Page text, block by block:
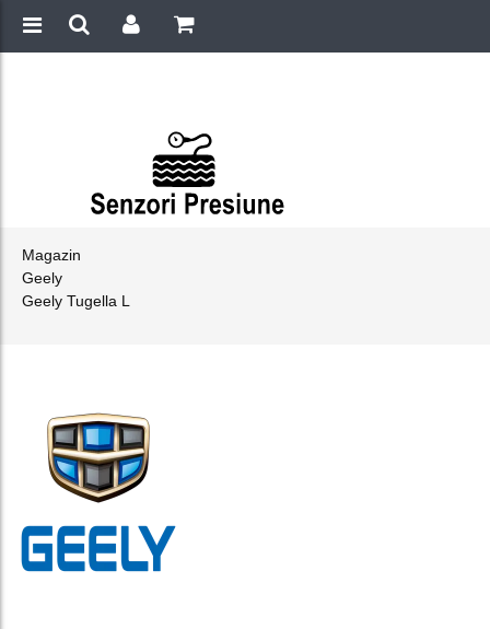
Magazin
Geely
Geely Tugella L